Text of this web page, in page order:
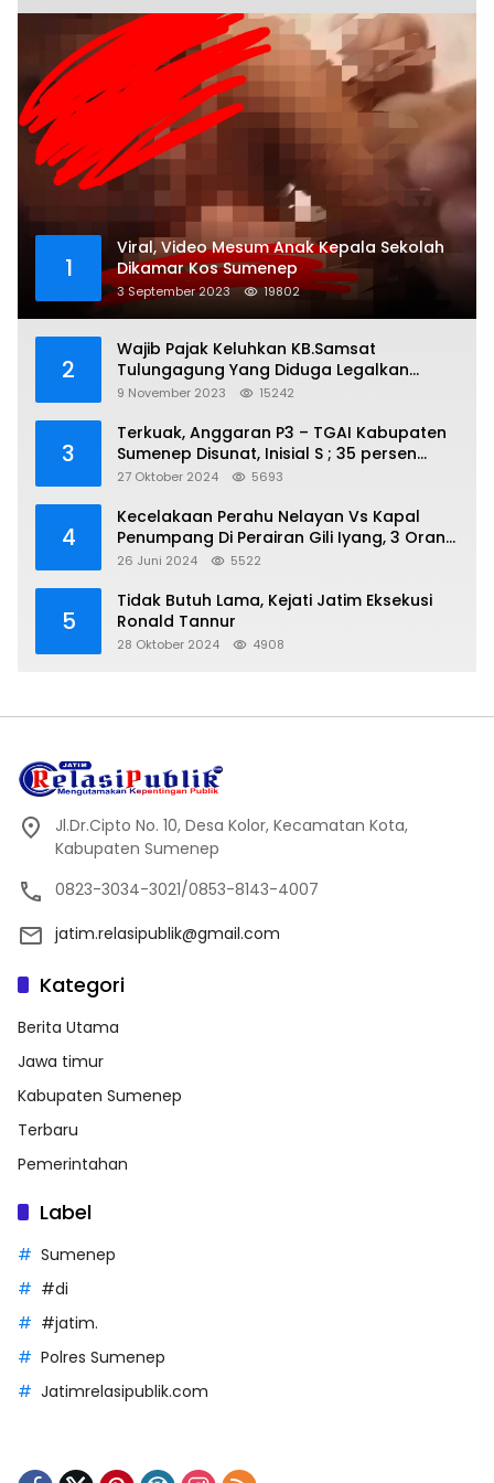
1
Viral, Video Mesum Anak Kepala Sekolah
Dikamar Kos Sumenep
3 September 2023 19802
2
Wajib Pajak Keluhkan KB.Samsat
Tulungagung Yang Diduga Legalkan
Pungli
9 November 2023 15242
3
Terkuak, Anggaran P3 – TGAI Kabupaten
Sumenep Disunat, Inisial S ; 35 persen
Bagian Oknum DPR- RI
27 Oktober 2024 5693
4
Kecelakaan Perahu Nelayan Vs Kapal
Penumpang Di Perairan Gili Iyang, 3 Orang
Hilang
26 Juni 2024 5522
5
Tidak Butuh Lama, Kejati Jatim Eksekusi
Ronald Tannur
28 Oktober 2024 4908
Jl.Dr.Cipto No. 10, Desa Kolor, Kecamatan Kota,
Kabupaten Sumenep
0823-3034-3021/0853-8143-4007
jatim.relasipublik@gmail.com
Kategori
Berita Utama
Jawa timur
Kabupaten Sumenep
Terbaru
Pemerintahan
Label
Sumenep
#di
#jatim.
Polres Sumenep
Jatimrelasipublik.com